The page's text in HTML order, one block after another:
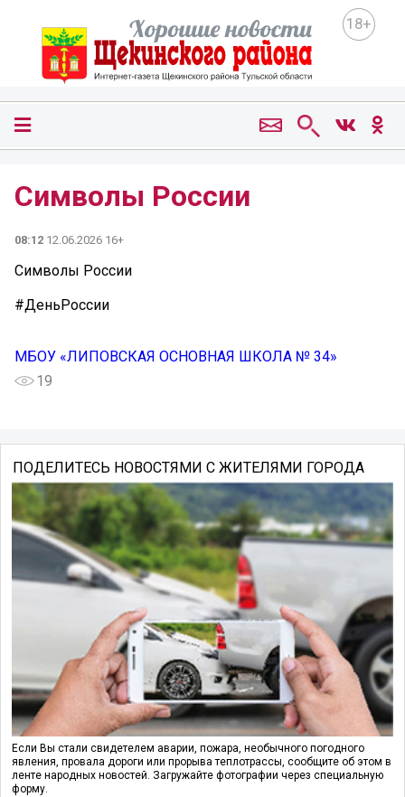
18+
Символы России
08:12 12.06.2026 16+
Символы России
#ДеньРоссии
МБОУ «ЛИПОВСКАЯ ОСНОВНАЯ ШКОЛА № 34»
19
ПОДЕЛИТЕСЬ НОВОСТЯМИ С ЖИТЕЛЯМИ ГОРОДА
Если Вы стали свидетелем аварии, пожара, необычного погодного
явления, провала дороги или прорыва теплотрассы, сообщите об этом в
ленте народных новостей. Загружайте фотографии через специальную
форму.